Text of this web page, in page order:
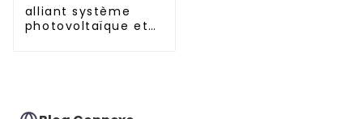
alliant système
photovoltaïque et